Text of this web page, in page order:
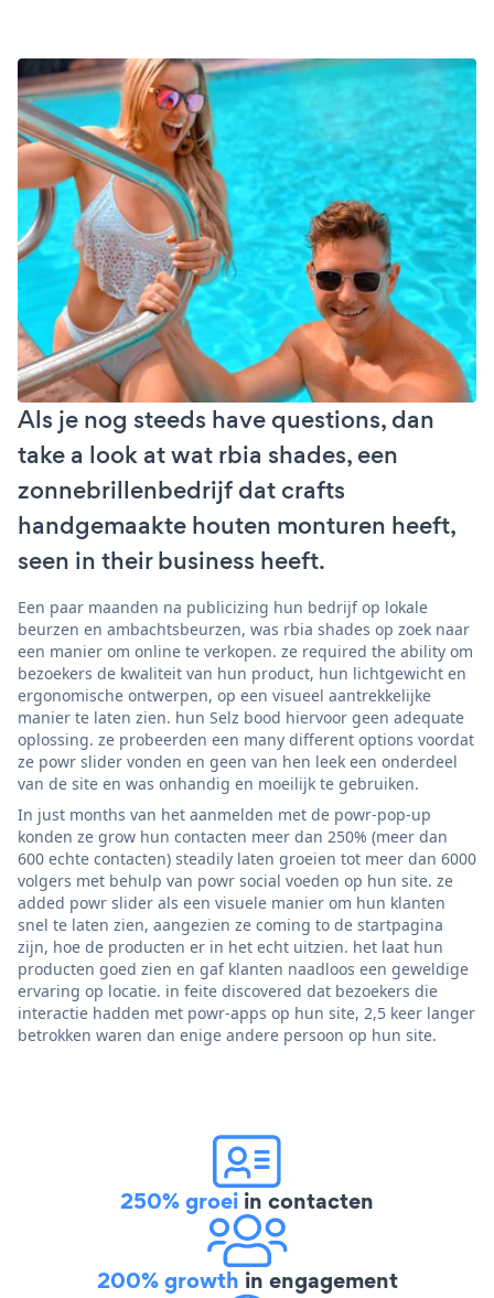
Als je nog steeds have questions, dan
take a look at wat rbia shades, een
zonnebrillenbedrijf dat crafts
handgemaakte houten monturen heeft,
seen in their business heeft.
Een paar maanden na publicizing hun bedrijf op lokale
beurzen en ambachtsbeurzen, was rbia shades op zoek naar
een manier om online te verkopen. ze required the ability om
bezoekers de kwaliteit van hun product, hun lichtgewicht en
ergonomische ontwerpen, op een visueel aantrekkelijke
manier te laten zien. hun Selz bood hiervoor geen adequate
oplossing. ze probeerden een many different options voordat
ze powr slider vonden en geen van hen leek een onderdeel
van de site en was onhandig en moeilijk te gebruiken.
In just months van het aanmelden met de powr-pop-up
konden ze grow hun contacten meer dan 250% (meer dan
600 echte contacten) steadily laten groeien tot meer dan 6000
volgers met behulp van powr social voeden op hun site. ze
added powr slider als een visuele manier om hun klanten
snel te laten zien, aangezien ze coming to de startpagina
zijn, hoe de producten er in het echt uitzien. het laat hun
producten goed zien en gaf klanten naadloos een geweldige
ervaring op locatie. in feite discovered dat bezoekers die
interactie hadden met powr-apps op hun site, 2,5 keer langer
betrokken waren dan enige andere persoon op hun site.
250% groei in contacten
200% growth in engagement